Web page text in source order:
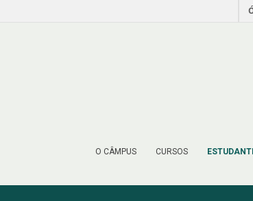
O CÂMPUS CURSOS